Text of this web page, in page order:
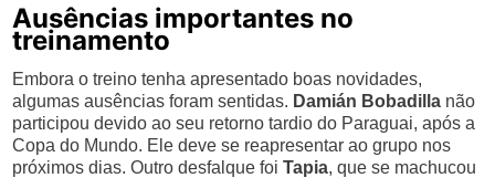
Ausências importantes no
treinamento
Embora o treino tenha apresentado boas novidades,
algumas ausências foram sentidas. Damián Bobadilla não
participou devido ao seu retorno tardio do Paraguai, após a
Copa do Mundo. Ele deve se reapresentar ao grupo nos
próximos dias. Outro desfalque foiTapia, que se machucou